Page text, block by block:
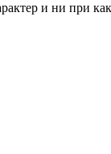
и ни при